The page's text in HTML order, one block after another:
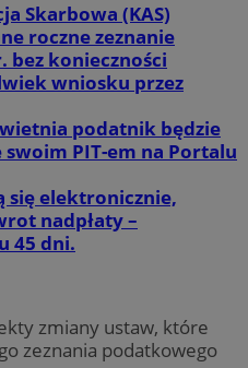
Skarbowa (KAS)
roczne zeznanie
bez konieczności
wniosku przez
podatnik będzie
swoim PIT-em na Portalu
się elektronicznie,
nadpłaty –
45 dni.
zmiany ustaw, które
zeznania podatkowego